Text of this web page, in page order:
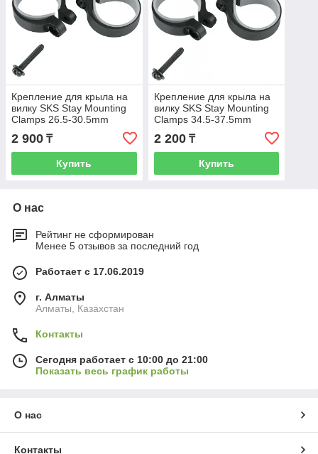
Крепление для крыла на
вилку SKS Stay Mounting
Clamps 26.5-30.5mm
(2pcs),black
2 900 ₸
Купить
Крепление для крыла на
вилку SKS Stay Mounting
Clamps 34.5-37.5mm
(2pcs),black
2 200₸
Купить
О нас
Рейтинг не сформирован
Менее 5 отзывов за последний год
Работает с 17.06.2019
г. Алматы
Алматы, Казахстан
Контакты
Сегодня работает с 10:00 до 21:00
Показать весь график работы
О нас
Контакты